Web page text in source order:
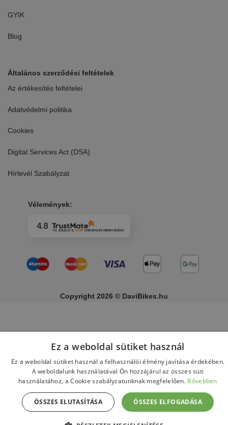
GYIK
Blog
Általános szerződési feltételek
Az értékesítés feltételei
Adatvédelmi politika
Cookies
Digital Services Act (DSA)
Hírlevél Szabályzat
Vélemények:
4.8 -ra alapozva 3406 véleményekminden időkből
Copyright 2026 © DaviBikes.hu
Ez a weboldal sütiket használ
Ez a weboldal sütiket használ a felhasználói élmény javítása érdekében.
A weboldalunk használatával Ön hozzájárul az összes süti
használatához, a Cookie szabályzatunknak megfelelően. Bővebben
ÖSSZES ELFOGADÁSA
ÖSSZES ELUTASÍTÁSA